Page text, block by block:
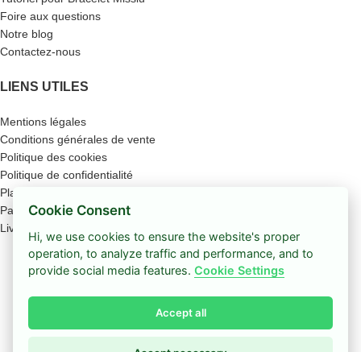
Foire aux questions
Notre blog
Contactez-nous
LIENS UTILES
Mentions légales
Conditions générales de vente
Politique des cookies
Politique de confidentialité
Plan du site
Paiement sécurisé
Livraison
Boutique
Coup de cœur
Cookie Consent
Hi, we use cookies to ensure the website's proper
operation, to analyze traffic and performance, and to
provide social media features.Cookie Settings
Accept all